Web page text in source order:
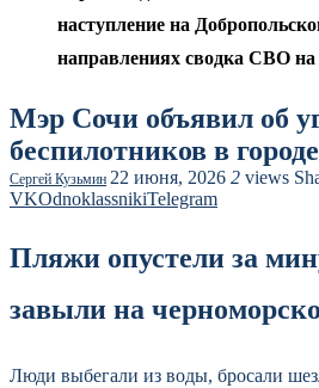
наступление на
направлениях сводка СВО на
Мэр Сочи объявил об
беспилотников в городе
Сергей Кузьмин 22 июня, 2026 2 views
VKOdnoklassnikiTelegram
Пляжи опустели за
завыли на
Люди выбегали из воды, бросали